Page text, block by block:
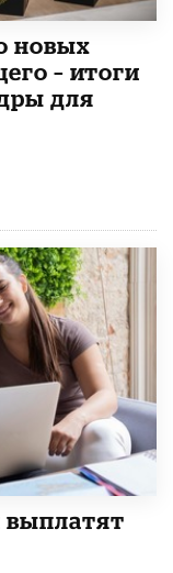
новых
– итоги
для